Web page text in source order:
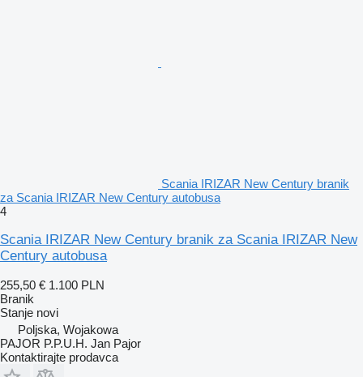
Scania IRIZAR New Century branik
za Scania IRIZAR New Century autobusa
4
Scania IRIZAR New Century branik za Scania IRIZAR New
Century autobusa
255,50 € 1.100 PLN
Branik
Stanje novi
Poljska, Wojakowa
PAJOR P.P.U.H. Jan Pajor
Kontaktirajte prodavca